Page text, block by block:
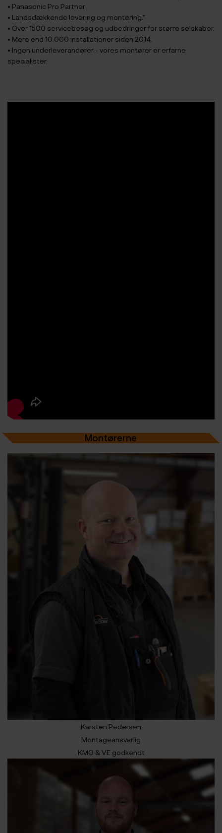
• Panasonic Pro Partner
• Landsdækkende levering og montering.*
• Over 1500 servicebesøg og udbedringer for større selskaber.
• Mere end 10.000 installationer siden 2014.
• Ingen underleverandører - vores montører er erfarne
specialister.
Montørerne
Karsten Pedersen
Montageansvarlig
KMO & VE godkendt